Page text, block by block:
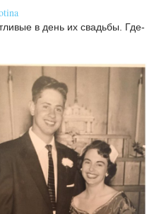
в день их свадьбы. Где-